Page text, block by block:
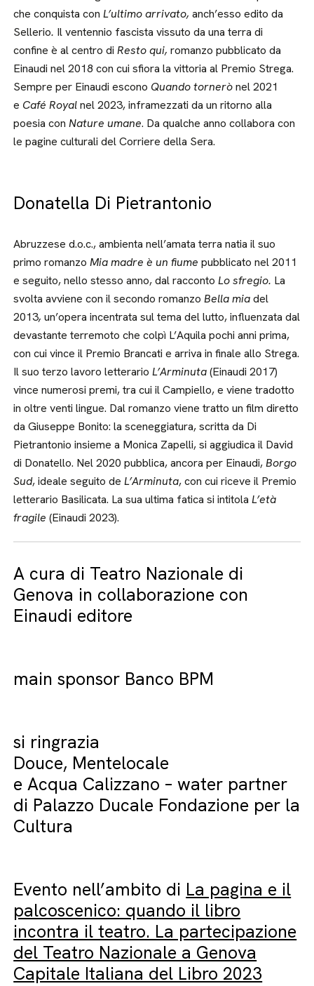
che conquista conL’ultimo arrivato,anch’esso edito da
Sellerio. Il ventennio fascista vissuto da una terra di
confine è al centro di Resto qui,romanzo pubblicato da
Einaudi nel 2018 con cui sfiora la vittoria al Premio Strega.
Sempre per Einaudi escono Quando tornerònel 2021
e Café Royalnel 2023, inframezzati da un ritorno alla
poesia conNature umane. Da qualche anno collabora con
le pagine culturali del Corriere della Sera.
Donatella Di Pietrantonio
Abruzzese d.o.c., ambienta nell’amata terra natia il suo
primo romanzoMia madre è un fiume pubblicato nel 2011
e seguito, nello stesso anno, dal raccontoLo sfregio. La
svolta avviene con il secondo romanzoBella miadel
2013,un’opera incentrata sul tema del lutto, influenzata dal
devastante terremoto che colpì L’Aquila pochi anni prima,
con cui vince il Premio Brancati e arriva in finale allo Strega.
Il suo terzo lavoro letterarioL’Arminuta(Einaudi 2017)
vince numerosi premi, tra cui il Campiello, e viene tradotto
in oltre venti lingue. Dal romanzo viene tratto un film diretto
da Giuseppe Bonito: la sceneggiatura, scritta da Di
Pietrantonio insieme a Monica Zapelli, si aggiudica il David
di Donatello. Nel 2020 pubblica, ancora per Einaudi,Borgo
Sud, ideale seguito deL’Arminuta, con cui riceve il Premio
letterario Basilicata. La sua ultima fatica si intitolaL’età
fragile (Einaudi 2023).
A cura di Teatro Nazionale di
Genova in collaborazione con
Einaudi editore
main sponsor Banco BPM
si ringrazia
Douce, Mentelocale
e Acqua Calizzano – water partner
di Palazzo Ducale Fondazione per la
Cultura
Evento nell’ambito di La pagina e il
palcoscenico: quando il libro
incontra il teatro. La partecipazione
del Teatro Nazionale a Genova
Capitale Italiana del Libro 2023